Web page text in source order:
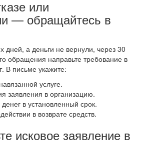
или
— обращайтесь в
дней, а деньги не вернули, через 30
обращения направьте требование в
В письме укажите:
услуге.
заявления в организацию.
в установленный срок.
в возврате средств.
исковое заявление в